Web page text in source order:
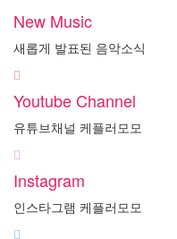
New Music
새롭게 발표된 음악소식
Youtube Channel
유튜브채널 케플러모모
Instagram
인스타그램 케플러모모